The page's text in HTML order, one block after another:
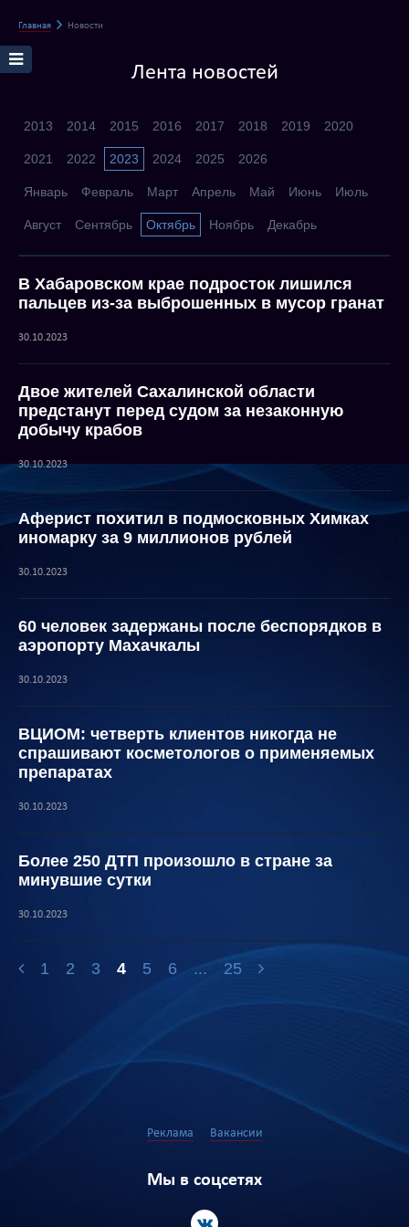
Главная Новости
Лента новостей
2013 2014 2015 2016 2017 2018 2019 2020
2021 2022 2023 2024 2025 2026
Январь Февраль Март Апрель Май Июнь Июль
Август Сентябрь Октябрь Ноябрь Декабрь
В Хабаровском крае подросток лишился
пальцев из-за выброшенных в мусор гранат
30.10.2023
Двое жителей Сахалинской области
предстанут перед судом за незаконную
добычу крабов
30.10.2023
Аферист похитил в подмосковных Химках
иномарку за 9 миллионов рублей
30.10.2023
60 человек задержаны после беспорядков в
аэропорту Махачкалы
30.10.2023
ВЦИОМ: четверть клиентов никогда не
спрашивают косметологов о применяемых
препаратах
30.10.2023
Более 250 ДТП произошло в стране за
минувшие сутки
30.10.2023
1 2 3 4 5 6 ... 25
Реклама Вакансии
Мы в соцсетях